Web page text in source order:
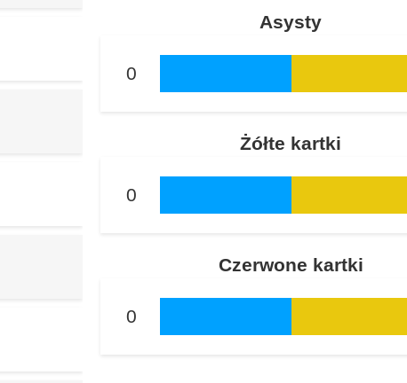
Asysty
0
Żółte kartki
0
Czerwone kartki
0